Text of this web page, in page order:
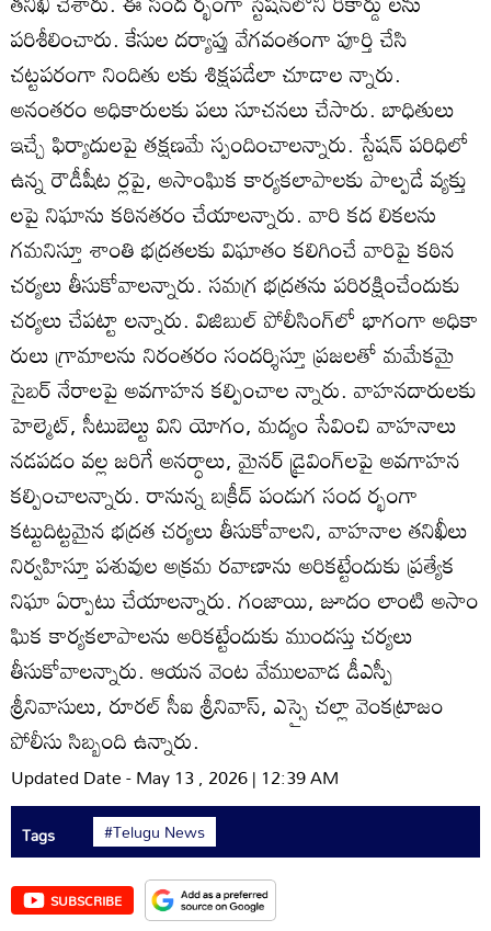
పరిశీలించారు. కేసుల దర్యాప్తు వేగవంతంగా పూర్తి చేసి
చట్టపరంగా నిందితు లకు శిక్షపడేలా చూడాల న్నారు.
అనంతరం అధికారులకు పలు సూచనలు చేసారు. బాధితులు
ఇచ్చే ఫిర్యాదులపై తక్షణమే స్పందించాలన్నారు. స్టేషన్‌ పరిధిలో
ఉన్న రౌడీషీట ర్లపై, అసాంఘిక కార్యకలాపాలకు పాల్పడే వ్యక్తు
లపై నిఘాను కఠినతరం చేయాలన్నారు. వారి కద లికలను
గమనిస్తూ శాంతి భద్రతలకు విఘాతం కలిగించే వారిపై కఠిన
చర్యలు తీసుకోవాలన్నారు. సమగ్ర భద్రతను పరిరక్షించేందుకు
చర్యలు చేపట్టా లన్నారు. విజిబుల్‌ పోలీసింగ్‌లో భాగంగా అధికా
రులు గ్రామాలను నిరంతరం సందర్శిస్తూ ప్రజలతో మమేకమై
సైబర్‌ నేరాలపై అవగాహన కల్పించాల న్నారు. వాహనదారులకు
హెల్మెట్‌, సీటుబెల్టు విని యోగం, మద్యం సేవించి వాహనాలు
నడపడం వల్ల జరిగే అనర్ధాలు, మైనర్‌ డ్రైవింగ్‌లపై అవగాహన
కల్పించాలన్నారు. రానున్న బక్రీద్‌ పండుగ సంద ర్భంగా
కట్టుదిట్టమైన భద్రత చర్యలు తీసుకోవాలని, వాహనాల తనిఖీలు
నిర్వహిస్తూ పశువుల అక్రమ రవాణాను అరికట్టేందుకు ప్రత్యేక
నిఘా ఏర్పాటు చేయాలన్నారు. గంజాయి, జూదం లాంటి అసాం
ఘిక కార్యకలాపాలను అరికట్టేందుకు ముందస్తు చర్యలు
తీసుకోవాలన్నారు. ఆయన వెంట వేములవాడ డీఎస్పీ
శ్రీనివాసులు, రూరల్‌ సీఐ శ్రీనివాస్‌, ఎస్సై చల్లా వెంకట్రాజం
పోలీసు సిబ్బంది ఉన్నారు.
Updated Date - May 13 , 2026 | 12:39 AM
Tags #Telugu News
SUBSCRIBE